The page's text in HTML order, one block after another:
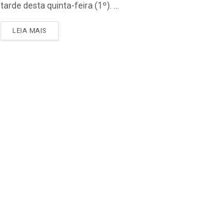
tarde desta quinta-feira (1º). ...
LEIA MAIS